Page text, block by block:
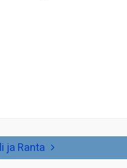
ja Ranta